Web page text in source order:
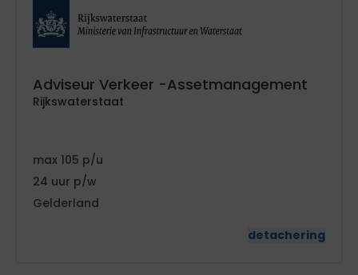
Adviseur Verkeer -Assetmanagement
Rijkswaterstaat
105
24
Gelderland
detachering